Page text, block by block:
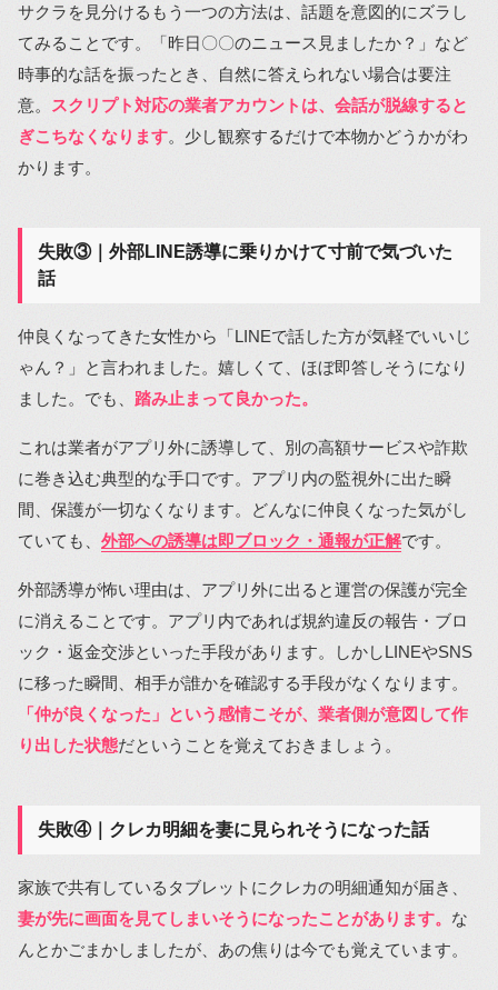
サクラを見分けるもう一つの方法は、話題を意図的にズラし
てみることです。「昨日〇〇のニュース見ましたか？」など
時事的な話を振ったとき、自然に答えられない場合は要注
意。
スクリプト対応の業者アカウントは、会話が脱線すると
ぎこちなくなります。少し観察するだけで本物かどうかがわ
かります。
失敗③｜外部LINE誘導に乗りかけて寸前で気づいた
話
仲良くなってきた女性から「LINEで話した方が気軽でいいじ
ゃん？」と言われました。嬉しくて、ほぼ即答しそうになり
ました。でも、 踏み止まって良かった。
これは業者がアプリ外に誘導して、別の高額サービスや詐欺
に巻き込む典型的な手口です。アプリ内の監視外に出た瞬
間、保護が一切なくなります。どんなに仲良くなった気がし
ていても、 外部への誘導は即ブロック・通報が正解です。
外部誘導が怖い理由は、アプリ外に出ると運営の保護が完全
に消えることです。アプリ内であれば規約違反の報告・ブロ
ック・返金交渉といった手段があります。しかしLINEやSNS
に移った瞬間、相手が誰かを確認する手段がなくなります。
「仲が良くなった」という感情こそが、業者側が意図して作
り出した状態だということを覚えておきましょう。
失敗④｜クレカ明細を妻に見られそうになった話
家族で共有しているタブレットにクレカの明細通知が届き、
妻が先に画面を見てしまいそうになったことがあります。 な
んとかごまかしましたが、あの焦りは今でも覚えています。